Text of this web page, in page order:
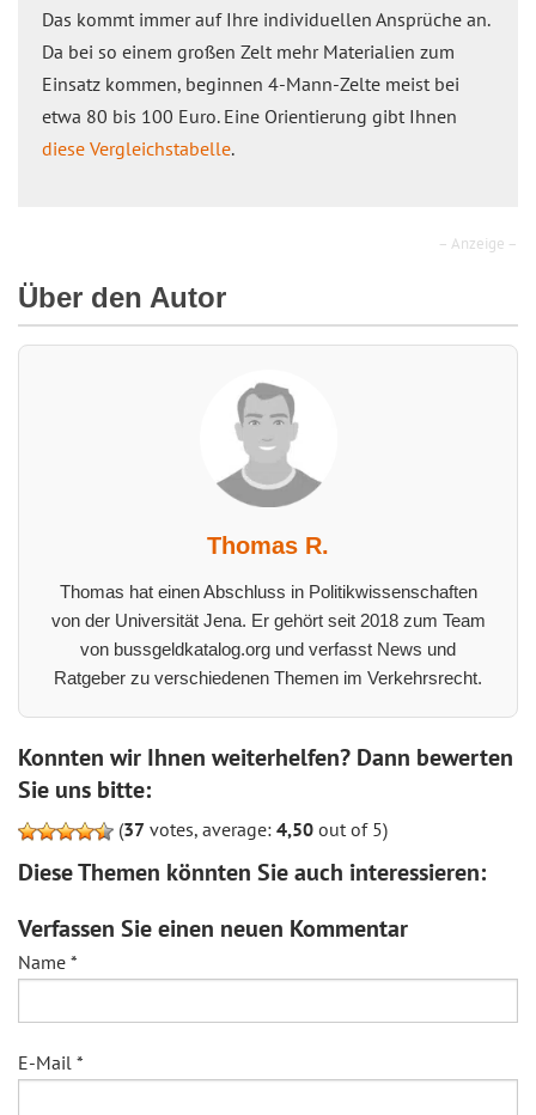
Das kommt immer auf Ihre individuellen Ansprüche an.
Da bei so einem großen Zelt mehr Materialien zum
Einsatz kommen, beginnen 4-Mann-Zelte meist bei
etwa 80 bis 100 Euro. Eine Orientierung gibt Ihnen
diese Vergleichstabelle.
– Anzeige –
Über den Autor
Thomas R.
Thomas hat einen Abschluss in Politikwissenschaften
von der Universität Jena. Er gehört seit 2018 zum Team
von bussgeldkatalog.org und verfasst News und
Ratgeber zu verschiedenen Themen im Verkehrsrecht.
Konnten wir Ihnen weiterhelfen? Dann bewerten
Sie uns bitte:
(37 votes, average: 4,50 out of 5)
Diese Themen könnten Sie auch interessieren:
Verfassen Sie einen neuen Kommentar
Name *
E-Mail *